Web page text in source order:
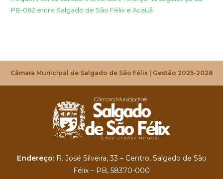
PB-082 entre Salgado de São Félix e Acauã
Câmara Municipal de Salgado de São Félix | Gestão 2025-2028
Endereço: R. José Silveira, 33 – Centro, Salgado de São
Félix – PB, 58370-000